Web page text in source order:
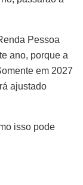
Pessoa
ano, porque a
em 2027
ajustado
isso pode